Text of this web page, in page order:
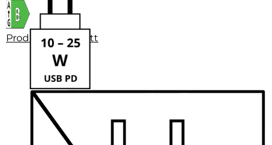
Produktdatenblatt